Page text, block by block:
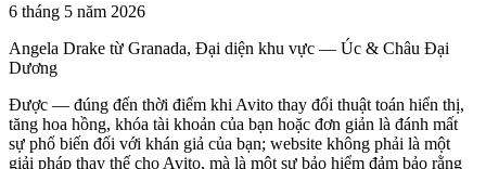
6 tháng 5 năm 2026
Angela Drake từ Granada, Đại diện khu vực — Úc & Châu Đại
Dương
Được — đúng đến thời điểm khi Avito thay đổi thuật toán hiển thị,
tăng hoa hồng, khóa tài khoản của bạn hoặc đơn giản là đánh mất
sự phổ biến đối với khán giả của bạn; website không phải là một
giải pháp thay thế cho Avito, mà là một sự bảo hiểm đảm bảo rằng